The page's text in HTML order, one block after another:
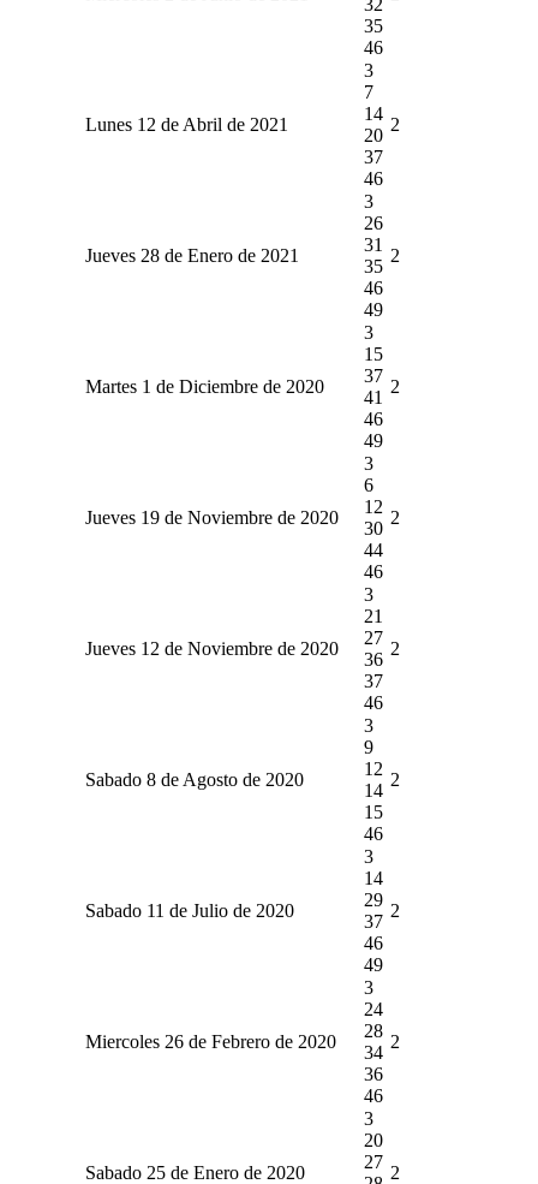
35
46
Lunes 12 de Abril de 2021
3
7
14
20
37
46
2
Jueves 28 de Enero de 2021
3
26
31
35
46
49
2
Martes 1 de Diciembre de 2020
3
15
37
41
46
49
2
Jueves 19 de Noviembre de 2020
3
6
12
30
44
46
2
Jueves 12 de Noviembre de 2020
3
21
27
36
37
46
2
Sabado 8 de Agosto de 2020
3
9
12
14
15
46
2
Sabado 11 de Julio de 2020
3
14
29
37
46
49
2
Miercoles 26 de Febrero de 2020
3
24
28
34
36
46
2
Sabado 25 de Enero de 2020
3
20
27
2